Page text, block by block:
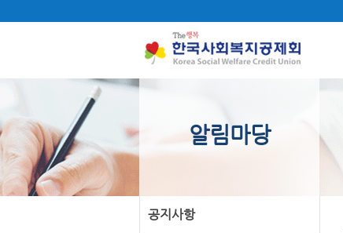
알림마당
공지사항